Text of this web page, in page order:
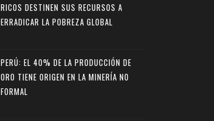
RICOS DESTINEN SUS RECURSOS A
ERRADICAR LA POBREZA GLOBAL
PERÚ: EL 40% DE LA PRODUCCIÓN DE
ORO TIENE ORIGEN EN LA MINERÍA NO
FORMAL